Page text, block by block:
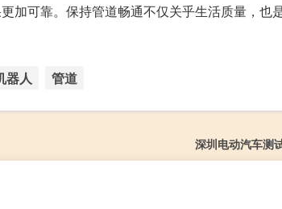
加可靠。保持管道畅通不仅关乎生活质量，也
器人 管道
深圳电动汽车测